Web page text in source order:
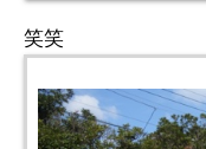
笑笑